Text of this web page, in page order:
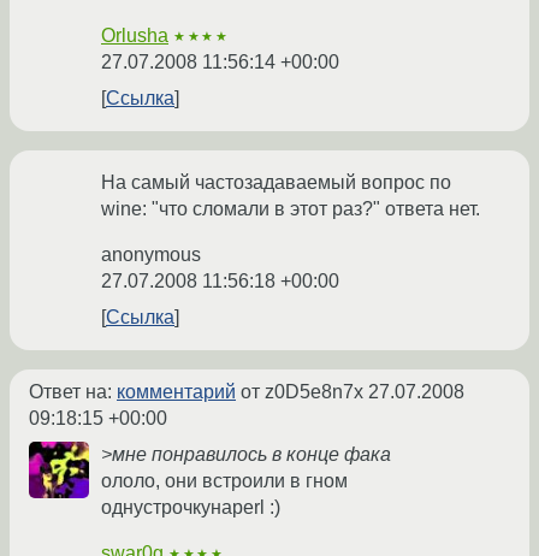
Orlusha ★★★★
27.07.2008 11:56:14 +00:00
Ссылка
На самый частозадаваемый вопрос по
wine: "что сломали в этот раз?" ответа нет.
anonymous
27.07.2008 11:56:18 +00:00
Ссылка
Ответ на: комментарий от z0D5e8n7x 27.07.2008
09:18:15 +00:00
>мне понравилось в конце фака
ололо, они встроили в гном
однустрочкунаperl :)